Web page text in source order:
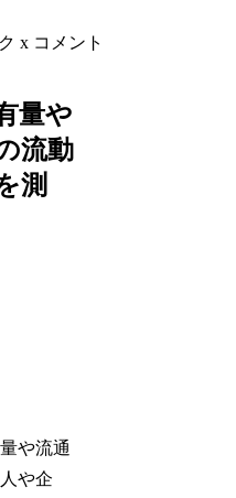
x コメント
量や
流動
測
や流通
や企